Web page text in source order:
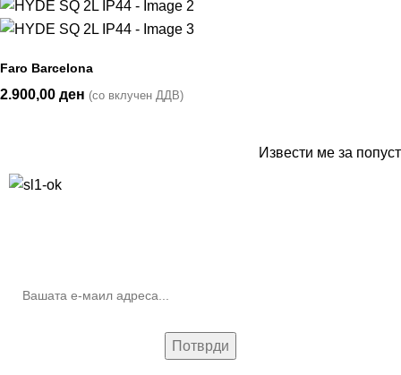
Faro Barcelona
2.900,00 ден (со вклучен ДДВ)
Извести ме за попуст